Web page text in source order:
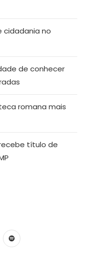
cidadania no
de conhecer
romana mais
título de